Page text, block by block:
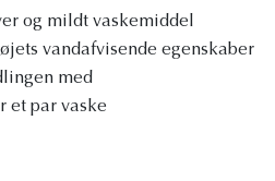
og mildt vaskemiddel
vandafvisende egenskaber
med
et par vaske